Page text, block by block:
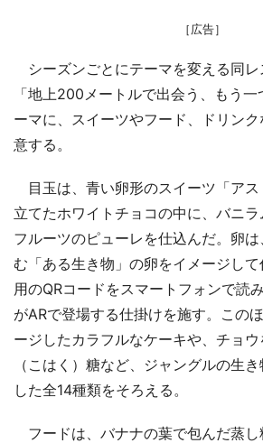
［広告］
シーズンごとにテーマを変える同レ
「地上200メートルで出会う、もう
ーマに、スイーツやフード、ドリン
意する。
目玉は、青い卵形のスイーツ「アス
立てたホワイトチョコの中に、バニ
フルーツのピューレを仕込んだ。卵
む「ある生き物」の卵をイメージし
用のQRコードをスマートフォンで読
がARで登場する仕掛けを施す。この
ージしたカラフルなケーキや、チョ
（こはく）糖など、ジャングルの生
した全14種類をそろえる。
フードは、バナナの葉で包んだ蒸し